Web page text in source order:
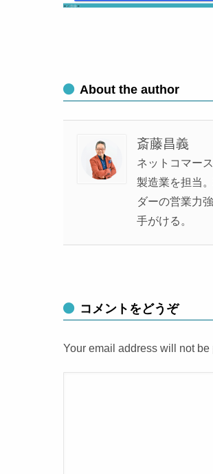
About the author
斎藤昌義
ネットコマー
製造業を担当
ダーの営業力
手がける。
コメントをどうぞ
Your email address will not